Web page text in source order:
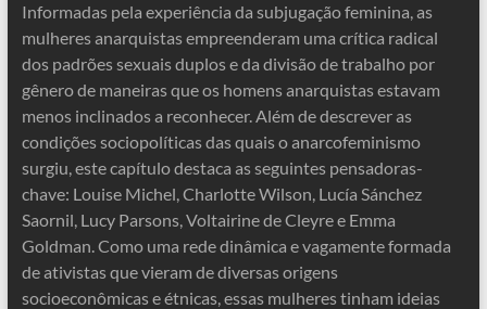
Informadas pela experiência da subjugação feminina, as
mulheres anarquistas empreenderam uma crítica radical
dos padrões sexuais duplos e da divisão de trabalho por
gênero de maneiras que os homens anarquistas estavam
menos inclinados a reconhecer. Além de descrever as
condições sociopolíticas das quais o anarcofeminismo
surgiu, este capítulo destaca as seguintes pensadoras-
chave: Louise Michel, Charlotte Wilson, Lucía Sánchez
Saornil, Lucy Parsons, Voltairine de Cleyre e Emma
Goldman. Como uma rede dinâmica e vagamente formada
de ativistas que vieram de diversas origens
socioeconômicas e étnicas, essas mulheres tinham ideias